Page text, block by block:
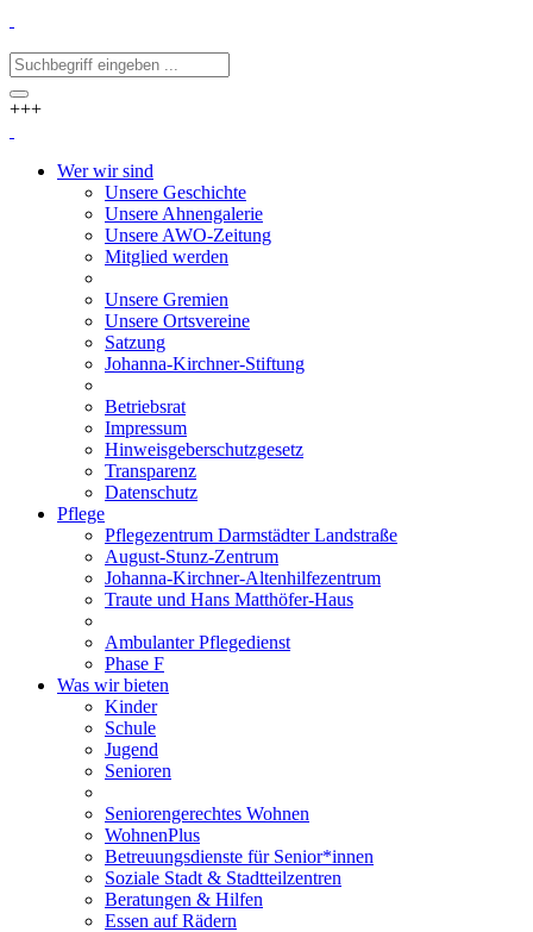
+++
Wer wir sind
Unsere Geschichte
Unsere Ahnengalerie
Unsere AWO-Zeitung
Mitglied werden
Unsere Gremien
Unsere Ortsvereine
Satzung
Johanna-Kirchner-Stiftung
Betriebsrat
Impressum
Hinweisgeberschutzgesetz
Transparenz
Datenschutz
Pflege
Pflegezentrum Darmstädter Landstraße
August-Stunz-Zentrum
Johanna-Kirchner-Altenhilfezentrum
Traute und Hans Matthöfer-Haus
Ambulanter Pflegedienst
Phase F
Was wir bieten
Kinder
Schule
Jugend
Senioren
Seniorengerechtes Wohnen
WohnenPlus
Betreuungsdienste für Senior*innen
Soziale Stadt & Stadtteilzentren
Beratungen & Hilfen
Essen auf Rädern